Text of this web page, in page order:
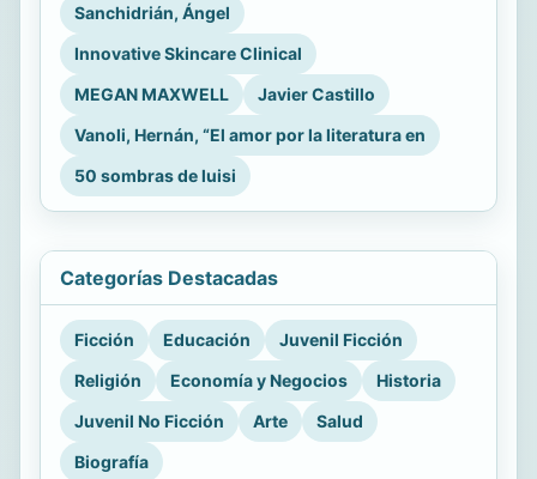
Sanchidrián, Ángel
Innovative Skincare Clinical
MEGAN MAXWELL
Javier Castillo
Vanoli, Hernán, “El amor por la literatura en
50 sombras de luisi
Categorías Destacadas
Ficción Educación
Juvenil Ficción
Religión
Economía y Negocios
Historia
Juvenil No Ficción
Arte
Salud
Biografía